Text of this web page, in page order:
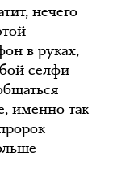
нечего
в руках,
селфи
именно так